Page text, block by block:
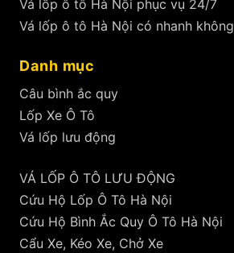
Vá lốp ô tô Hà Nội phục vụ 24/7
Vá lốp ô tô Hà Nội có nhanh không
Danh mục
Câu bình ắc quy
Lốp Xe Ô Tô
Vá lốp lưu động
VÁ LỐP Ô TÔ LƯU ĐỘNG
Cứu Hộ Lốp Ô Tô Hà Nội
Cứu Hộ Bình Ắc Quy Ô Tô Hà Nội
Cẩu Xe, Kéo Xe, Chở Xe